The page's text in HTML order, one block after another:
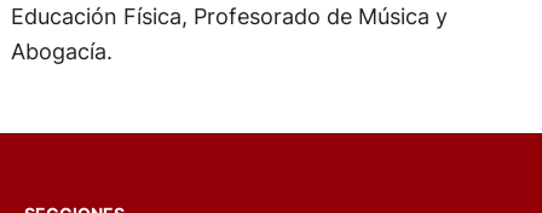
Educación Física, Profesorado de Música y
Abogacía.